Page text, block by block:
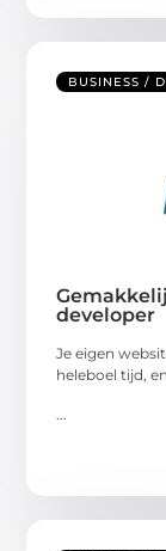
BUSINESS /
developer
Je eigen
heleboel tijd,